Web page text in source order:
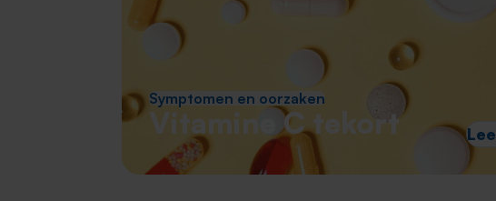
Symptomen en oorzaken
Vitamine C tekort